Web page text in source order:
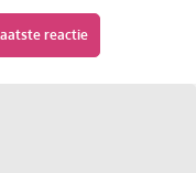
dan lukt het
me vaak
gewenst gedrag te
voeren, alsof ik
reactie